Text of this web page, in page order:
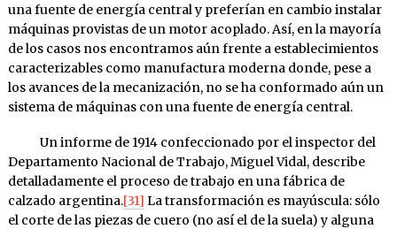
una fuente de energía central y preferían en cambio instalar
máquinas provistas de un motor acoplado. Así, en la mayoría
de los casos nos encontramos aún frente a establecimientos
caracterizables como manufactura moderna donde, pese a
los avances de la mecanización, no se ha conformado aún un
sistema de máquinas con una fuente de energía central.
Un informe de 1914 confeccionado por el inspector del
Departamento Nacional de Trabajo, Miguel Vidal, describe
detalladamente el proceso de trabajo en una fábrica de
calzado argentina.[31] La transformación es mayúscula: sólo
el corte de las piezas de cuero (no así el de la suela) y alguna